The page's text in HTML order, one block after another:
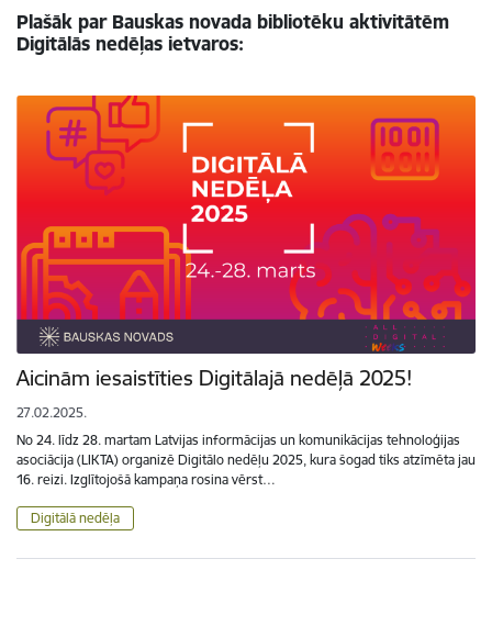
Plašāk par Bauskas novada bibliotēku aktivitātēm
Digitālās nedēļas ietvaros:
Aicinām iesaistīties Digitālajā nedēļā 2025!
27.02.2025.
No 24. līdz 28. martam Latvijas informācijas un komunikācijas tehnoloģijas
asociācija (LIKTA) organizē Digitālo nedēļu 2025, kura šogad tiks atzīmēta jau
16. reizi. Izglītojošā kampaņa rosina vērst…
Digitālā nedēļa